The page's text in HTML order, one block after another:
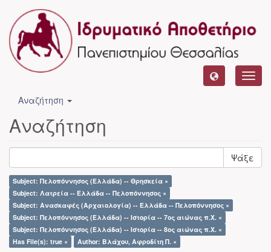
Αναζήτηση
Αναζήτηση
Ψάξε
Subject: Πελοπόννησος (Ελλάδα) -- Θρησκεία ×
Subject: Λατρεία -- Ελλάδα -- Πελοπόννησος ×
Subject: Ανασκαφές (Αρχαιολογία) -- Ελλάδα -- Πελοπόννησος ×
Subject: Πελοπόννησος (Ελλάδα) -- Ιστορία -- 7ος αιώνας π.Χ. ×
Subject: Πελοπόννησος (Ελλάδα) -- Ιστορία -- 8ος αιώνας π.Χ. ×
Has File(s): true ×
Author: Βλάχου, Αφροδίτη Π. ×